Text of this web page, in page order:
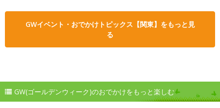
GWイベント・おでかけトピックス【関東】をもっと見
る
GW(ゴールデンウィーク)のおでかけをもっと楽しむ